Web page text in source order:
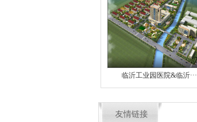
临沂工业园医院&临沂···
友情链接